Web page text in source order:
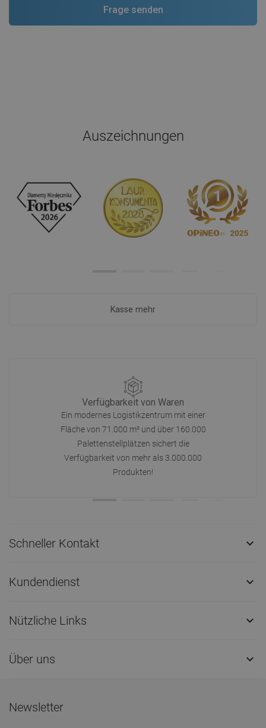
Auszeichnungen
Kasse mehr
Verfügbarkeit von Waren
Ein modernes Logistikzentrum mit einer
Fläche von 71.000 m² und über 160.000
Palettenstellplätzen sichert die
Verfügbarkeit von mehr als 3.000.000
Produkten!
Schneller Kontakt 
Kundendienst 
Nützliche Links 
Über uns 
Newsletter